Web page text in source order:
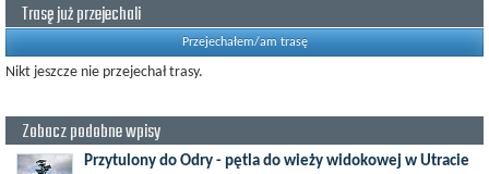
Trasę już przejechali
Przejechałem/am trasę
Nikt jeszcze nie przejechał trasy.
Zobacz podobne wpisy
Przytulony do Odry - pętla do wieży widokowej w Utracie